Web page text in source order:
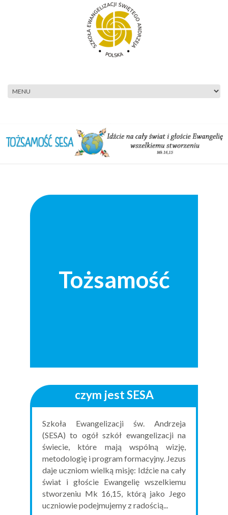
Tożsamość
czym jest SESA
Szkoła Ewangelizacji św. Andrzeja
(SESA) to ogół szkół ewangelizacji na
świecie, które mają wspólną wizję,
metodologię i program formacyjny. Jezus
daje uczniom wielką misję: Idźcie na cały
świat i głoście Ewangelię wszelkiemu
stworzeniu Mk 16,15, którą jako Jego
uczniowie podejmujemy z radością...